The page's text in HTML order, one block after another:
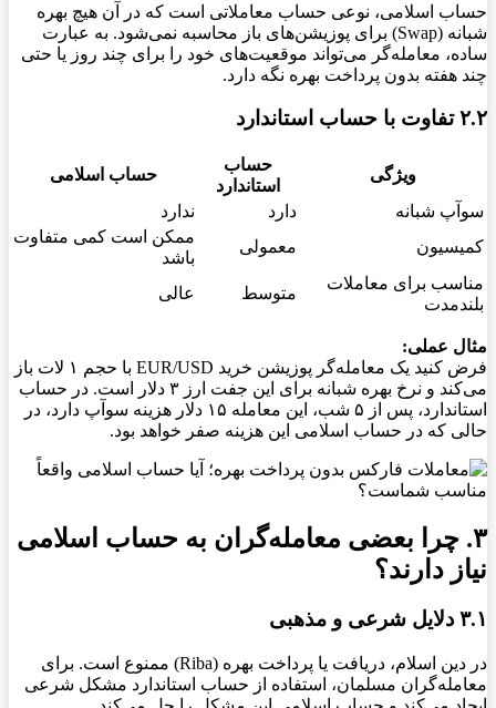
حساب اسلامی، نوعی حساب معاملاتی است که در آن هیچ بهره
شبانه (Swap) برای پوزیشن‌های باز محاسبه نمی‌شود. به عبارت
ساده، معامله‌گر می‌تواند موقعیت‌های خود را برای چند روز یا حتی
چند هفته بدون پرداخت بهره نگه دارد.
۲.۲ تفاوت با حساب استاندارد
ویژگی
حساب
استاندارد
حساب اسلامی
سوآپ شبانه
دارد
ندارد
کمیسیون
معمولی
ممکن است کمی متفاوت
باشد
مناسب برای معاملات
بلندمدت
متوسط عالی
مثال عملی:
فرض کنید یک معامله‌گر پوزیشن خرید EUR/USD با حجم ۱ لات باز
می‌کند و نرخ بهره شبانه برای این جفت ارز ۳ دلار است. در حساب
استاندارد، پس از ۵ شب، این معامله ۱۵ دلار هزینه سوآپ دارد، در
حالی که در حساب اسلامی این هزینه صفر خواهد بود.
۳. چرا بعضی معامله‌گران به حساب اسلامی
نیاز دارند؟
۳.۱ دلایل شرعی و مذهبی
در دین اسلام، دریافت یا پرداخت بهره (Riba) ممنوع است. برای
معامله‌گران مسلمان، استفاده از حساب استاندارد مشکل شرعی